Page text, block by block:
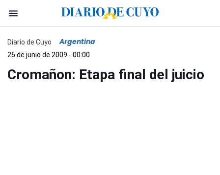
Diario de Cuyo Argentina
26 de junio de 2009 - 00:00
Cromañon: Etapa final del juicio